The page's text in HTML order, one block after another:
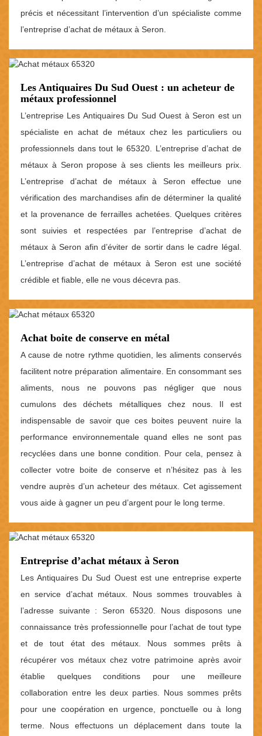
précis et nécessitant l’intervention d’un spécialiste comme
l’entreprise d’achat de métaux à Seron.
Les Antiquaires Du Sud Ouest : un acheteur de
métaux professionnel
L’entreprise Les Antiquaires Du Sud Ouest à Seron est un
spécialiste en achat de métaux chez les particuliers ou
professionnels dans tout le 65320. L’entreprise d’achat de
métaux à Seron propose à ses clients les meilleurs prix.
L’entreprise d’achat de métaux à Seron effectue une
vérification des marchandises afin de déterminer la qualité
et la provenance de ferrailles achetées. Quelques critères
sont suivies et respectées par l’entreprise d’achat de
métaux à Seron afin d’éviter de sortir dans le cadre légal.
L’entreprise d’achat de métaux à Seron est une société
crédible et fiable, elle ne vous décevra pas.
Achat boite de conserve en métal
A cause de notre rythme quotidien, les aliments conservés
facilitent notre préparation alimentaire. En consommant ses
aliments, nous ne pouvons pas négliger que nous
cumulons des déchets métalliques chez nous. Il est
indispensable de savoir que ces boites peuvent nuire la
performance environnementale quand elles ne sont pas
recyclées dans une bonne condition. Pour cela, pensez à
collecter votre boite de conserve et n’hésitez pas à les
vendre auprès d’un acheteur des métaux. Cet agissement
vous aide à gagner un peu d’argent pour le long terme.
Entreprise d’achat métaux à Seron
Les Antiquaires Du Sud Ouest est une entreprise experte
en service d’achat métaux. Nous sommes trouvables à
l’adresse suivante : Seron 65320. Nous disposons une
connaissance très professionnelle pour l’achat de tout type
et de tout état des métaux. Nous sommes prêts à
récupérer vos métaux chez votre patrimoine après avoir
établie quelques conditions pour une meilleure
collaboration entre les deux parties. Nous sommes prêts
pour une coopération en urgence, ponctuelle ou à long
terme. Nous effectuons un déplacement dans toute la